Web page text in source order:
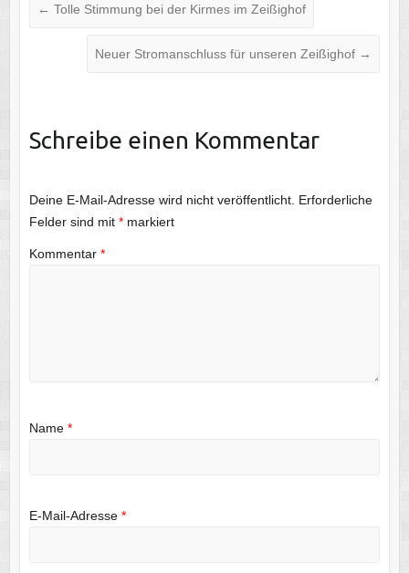
← Tolle Stimmung bei der Kirmes im Zeißighof
Neuer Stromanschluss für unseren Zeißighof →
Schreibe einen Kommentar
Deine E-Mail-Adresse wird nicht veröffentlicht. Erforderliche
Felder sind mit *markiert
Kommentar *
Name *
E-Mail-Adresse *